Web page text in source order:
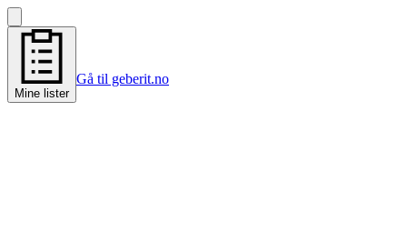
Mine lister
Gå til geberit.no